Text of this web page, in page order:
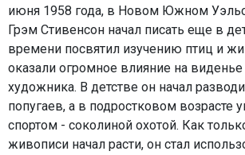
июня 1958 года, в Новом Южном
Грэм Стивенсон начал писать еще в
времени посвятил изучению птиц и
оказали огромное влияние на
художника. В детстве он начал
попугаев, а в подростковом возрасте
спортом - соколиной охотой. Как
живописи начал расти, он стал